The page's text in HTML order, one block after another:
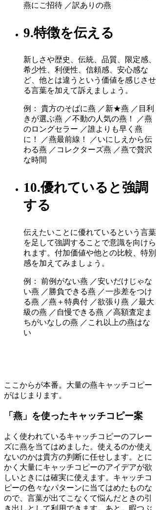
燕にご招待 ／訳ありの燕
9.特徴を伝える
新しさや歴史、伝統、品質、限定感、
希少性、利便性、信頼感、安心感な
ど、他とは違うという価値を感じさせ
る言葉を加えて訴えましょう。
例： 貴方のそばに燕 ／新★燕 ／目利
きが選ぶ燕 ／不動の人気の燕！ ／燕
のロングセラー ／誰よりも早く燕
に！ ／燕最前線！ ／いにしえから伝
わる燕 ／コレクターズ燕 ／燕で贅沢
な時間
10.優れていると強調
する
伝えたいことに優れているという言葉
を足して強調することで意識を向けら
れます。付加価値や他との比較、特別
感を加えてみましょう。
例： 前例がない燕 ／安いだけじゃな
い燕 ／勝負できる燕 ／一歩差をつけ
る燕 ／燕＋特典付 ／欲張り燕 ／最大
級の燕 ／自慢できる燕 ／高額査定ま
ちがいなしの燕 ／これ以上の燕はな
い
ここからが本番。大量の燕キャッチコピー
がはじまります。
「燕」を使ったキャッチコピー案
よく使われているキャッチコピーのフレー
ズに燕を当てはめました。使えるのか使え
ないのかは貴方の判断に任せします。とに
かく大量にキャッチコピーのアイデアが欲
しいときには確実に使えます。キャッチコ
ピーの色々なパターンに当てはめたものな
ので、言葉が出てこなくて悩んだときの引
き出しとして利用できます。あと、暇つぶ